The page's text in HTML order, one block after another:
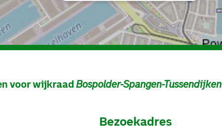
voor wijkraad Bospolder-Spangen-Tussendijken
Bezoekadres